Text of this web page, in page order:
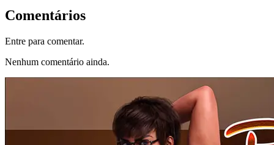
Comentários
Entre para comentar.
Nenhum comentário ainda.